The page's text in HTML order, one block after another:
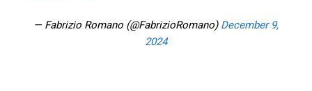
— Fabrizio Romano (@FabrizioRomano) December 9,
2024